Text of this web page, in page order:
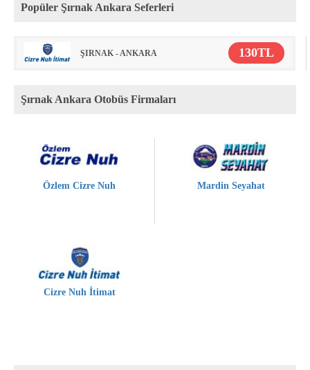
Popüler Şırnak Ankara Seferleri
ŞIRNAK - ANKARA 130TL
Şırnak Ankara Otobüs Firmaları
Özlem Cizre Nuh Mardin Seyahat
Cizre Nuh İtimat